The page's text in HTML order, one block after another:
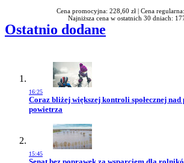
Cena promocyjna: 228,60 zł | Cena
Najniższa cena w ostatnich 30 dniach:
Ostatnio dodane
16:25
Przejdź do artykułu:
Coraz bliżej większej kontroli społecznej
powietrza
15:45
Przejdź do artykułu: